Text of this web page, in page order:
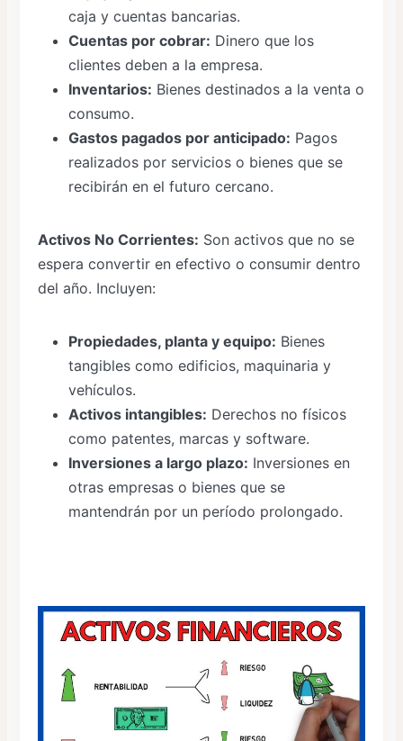
caja y cuentas bancarias.
Cuentas por cobrar: Dinero que los
clientes deben a la empresa.
Inventarios: Bienes destinados a la venta o
consumo.
Gastos pagados por anticipado: Pagos
realizados por servicios o bienes que se
recibirán en el futuro cercano.
Activos No Corrientes: Son activos que no se
espera convertir en efectivo o consumir dentro
del año. Incluyen:
Propiedades, planta y equipo: Bienes
tangibles como edificios, maquinaria y
vehículos.
Activos intangibles: Derechos no físicos
como patentes, marcas y software.
Inversiones a largo plazo: Inversiones en
otras empresas o bienes que se
mantendrán por un período prolongado.